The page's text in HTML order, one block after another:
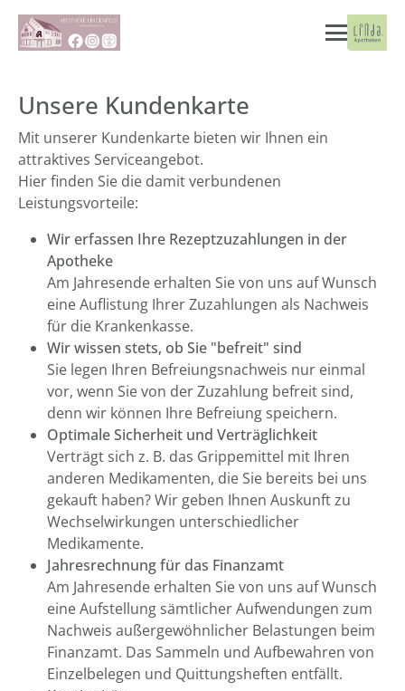
Unsere Kundenkarte
Mit unserer Kundenkarte bieten wir Ihnen ein
attraktives Serviceangebot.
Hier finden Sie die damit verbundenen
Leistungsvorteile:
Wir erfassen Ihre Rezeptzuzahlungen in der
Apotheke
Am Jahresende erhalten Sie von uns auf Wunsch
eine Auflistung Ihrer Zuzahlungen als Nachweis
für die Krankenkasse.
Wir wissen stets, ob Sie "befreit" sind
Sie legen Ihren Befreiungsnachweis nur einmal
vor, wenn Sie von der Zuzahlung befreit sind,
denn wir können Ihre Befreiung speichern.
Optimale Sicherheit und Verträglichkeit
Verträgt sich z. B. das Grippemittel mit Ihren
anderen Medikamenten, die Sie bereits bei uns
gekauft haben? Wir geben Ihnen Auskunft zu
Wechselwirkungen unterschiedlicher
Medikamente.
Jahresrechnung für das Finanzamt
Am Jahresende erhalten Sie von uns auf Wunsch
eine Aufstellung sämtlicher Aufwendungen zum
Nachweis außergewöhnlicher Belastungen beim
Finanzamt. Das Sammeln und Aufbewahren von
Einzelbelegen und Quittungsheften entfällt.